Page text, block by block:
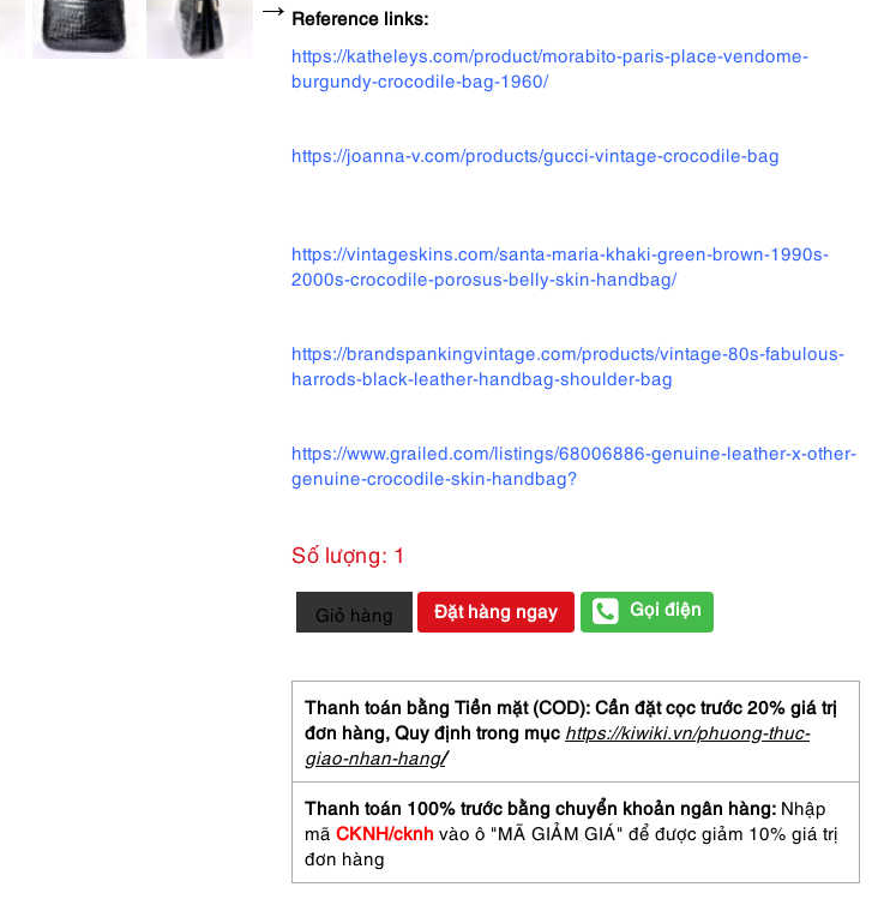
Reference links:
https://katheleys.com/product/morabito-paris-place-vendome-
burgundy-crocodile-bag-1960/
https://joanna-v.com/products/gucci-vintage-crocodile-bag
https://vintageskins.com/santa-maria-khaki-green-brown-1990s-
2000s-crocodile-porosus-belly-skin-handbag/
https://brandspankingvintage.com/products/vintage-80s-fabulous-
harrods-black-leather-handbag-shoulder-bag
https://www.grailed.com/listings/68006886-genuine-leather-x-other-
genuine-crocodile-skin-handbag?
Số lượng: 1
4018-
Túi
tay-
CROCODILE
skin
handbag-
Khá
mới
số
lượng
Giỏ hàng Đặt hàng ngay Gọi điện
Thanh toán bằng Tiền mặt (COD): Cần đặt cọc trước 20% giá trị
đơn hàng, Quy định trong mục https://kiwiki.vn/phuong-thuc-
giao-nhan-hang/
Thanh toán 100% trước bằng chuyển khoản ngân hàng: Nhập
mã CKNH/cknh vào ô "MÃ GIẢM GIÁ" để được giảm 10% giá trị
đơn hàng